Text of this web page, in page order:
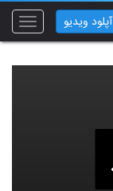
Toggle
آپلود ویدیو